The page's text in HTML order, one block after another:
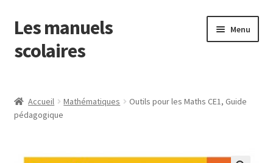
Aller
à
la
Aller
au
contenu
Les manuels
scolaires
Menu
menu
Mathématiques
Accueil Mathématiques
Outils pour les Maths CE1, Guide
pédagogique